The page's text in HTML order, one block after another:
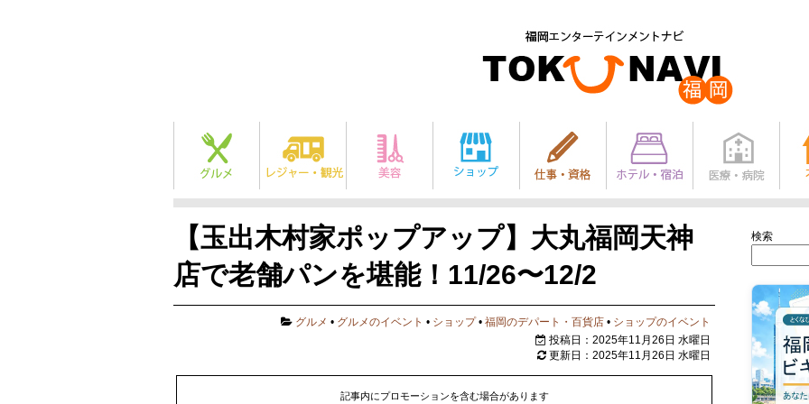
【玉出木村家ポップアップ】大丸福岡天神
店で老舗パンを堪能！11/26〜12/2
グルメ • グルメのイベント • ショップ• 福岡のデパート・百貨店 • ショップのイベント
投稿日：2025年11月26日 水曜日
更新日：2025年11月26日 水曜日
記事内にプロモーションを含む場合があります
検索